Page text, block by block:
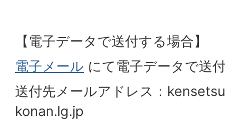
【電子データで送付する場合】
電子メール にて電子データで送
送付先メールアドレス：
konan.lg.jp